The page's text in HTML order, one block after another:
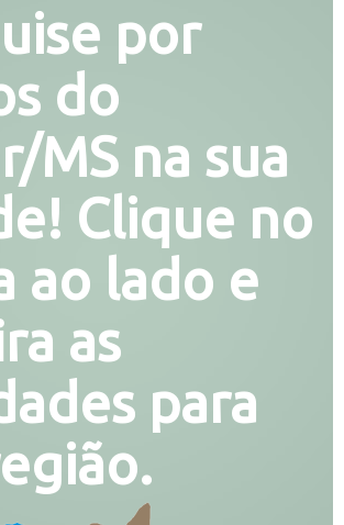
por
do
MS na sua
Clique no
ao lado e
as
para